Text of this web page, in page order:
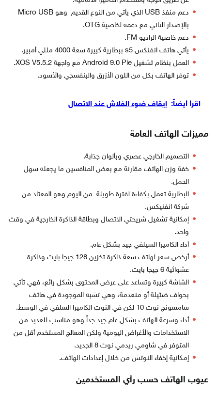
دعم منفذ USB الذي يأتي من النوع القديم وهو Micro USB
بالإصدار الثاني مع دعمه لخاصية OTG.
دعم خاصية الراديو FM.
يأتي هاتف انفنكس s5 ببطارية كبيرة سعة 4000 مللي أمبير.
العمل بنظام تشغيل Android 9.0 Pie مع واجهة XOS V5.5.2.
توفر الهاتف بكل من اللون الأزرق والبنفسجي والأسود.
اقرأ أيضاً: إيقاف ضوء الفلاش عند الاتصال
مميزات الهاتف العامة
التصميم الخارجي عصري وبألوان جذابة.
خفة وزن الهاتف مقارنة مع بعض المنافسين ما يجعله سهل
الحمل.
البطارية تعمل بكفاءة لفترة طويلة من اليوم وهو المعتاد من
شركة انفنيكس.
إمكانية تشغيل شريحتي الاتصال وبطاقة الذاكرة الخارجية في وقت
واحد.
أداء الكاميرا السيلفي جيد بشكل عام.
أرخص سعر لهاتف سعة ذاكرة تخزين 128 جيجا بايت وذاكرة
عشوائية 6 جيجا بايت.
الشاشة كبيرة وتساعد على عرض المحتوى بشكل رائع، فهي تأتي
بحواف ضئيلة أو منعدمة، وهي تشبه الموجودة في هاتف
سامسونج نوت 10 لكن في النوت الكاميرا السلفي في الوسط.
أداء وسرعة الهاتف بشكل عام جيد جداً وهو مناسب للعديد من
الاستخدامات والأغراض اليومية ولكن المعالج المستخدم أقل من
المتوفر في شاومي ريدمي نوت 8 الجديد.
إمكانية إخفاء النوتش من خلال إعدادات الهاتف.
عيوب الهاتف حسب رأي المستخدمين